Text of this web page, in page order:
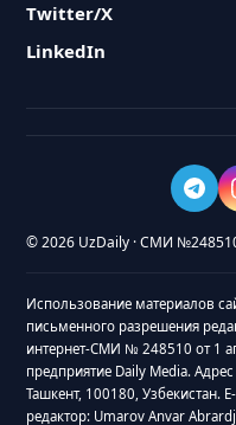
Twitter/X
LinkedIn
© 2026 UzDaily · СМИ
Использование материалов
письменного разрешения
интернет-СМИ № 248510 от 1
предприятие Daily Media.
Ташкент, 100180, Узбекистан.
редактор: Umarov Anvar